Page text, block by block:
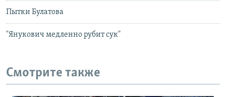
Пытки Булатова
"Янукович медленно рубит сук"
Смотрите также